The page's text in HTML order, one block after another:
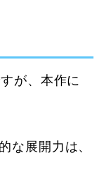
が、本作に
な展開力は、